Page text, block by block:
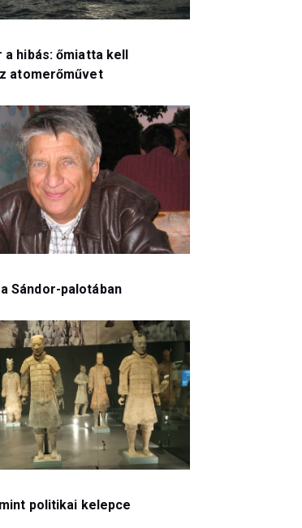
a hibás: őmiatta kell
atomerőművet
Sándor-palotában
politikai kelepce